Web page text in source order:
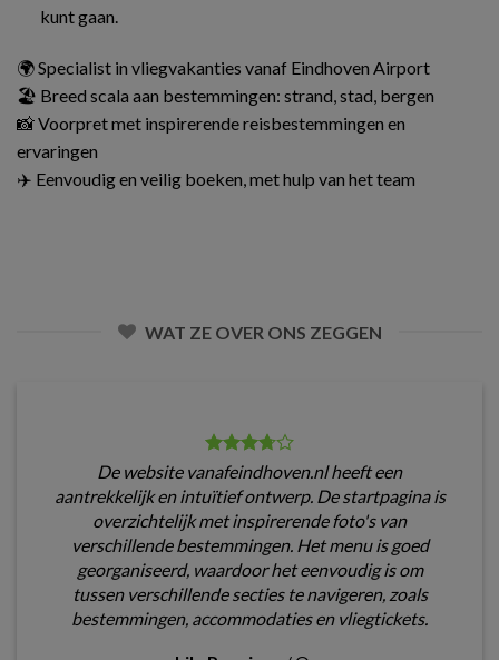
kunt gaan.
🌍 Specialist in vliegvakanties vanaf Eindhoven Airport
🏖️ Breed scala aan bestemmingen: strand, stad, bergen
📸 Voorpret met inspirerende reisbestemmingen en
ervaringen
✈️ Eenvoudig en veilig boeken, met hulp van het team
WAT ZE OVER ONS ZEGGEN
De website vanafeindhoven.nl heeft een
aantrekkelijk en intuïtief ontwerp. De startpagina is
overzichtelijk met inspirerende foto's van
verschillende bestemmingen. Het menu is goed
georganiseerd, waardoor het eenvoudig is om
tussen verschillende secties te navigeren, zoals
bestemmingen, accommodaties en vliegtickets.